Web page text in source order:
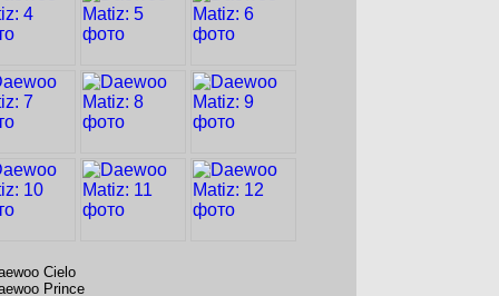
Cielo
Prince